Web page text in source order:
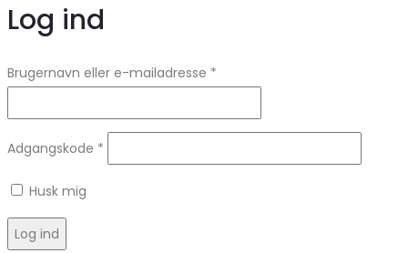
Log ind
Brugernavn eller e-mailadresse *
Adgangskode *
Husk mig
Log ind